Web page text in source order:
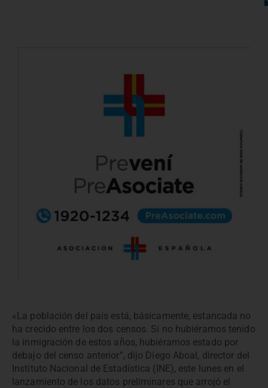
«La población del país está, básicamente, estancada no
ha crecido entre los dos censos. Si no hubiéramos tenido
la inmigración de estos años, hubiéramos estado por
debajo del censo anterior”, dijo Diego Aboal, director del
Instituto Nacional de Estadística (INE), este lunes en el
lanzamiento de los datos preliminares que arrojó el